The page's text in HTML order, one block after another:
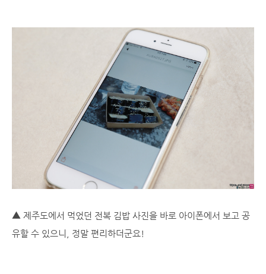
▲ 제주도에서 먹었던 전복 김밥 사진을 바로 아이폰에서 보고 공
유할 수 있으니, 정말 편리하더군요!